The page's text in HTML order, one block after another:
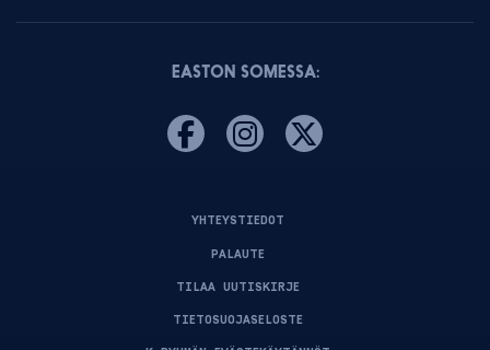
EASTON SOMESSA:
YHTEYSTIEDOT
PALAUTE
TILAA UUTISKIRJE
TIETOSUOJASELOSTE